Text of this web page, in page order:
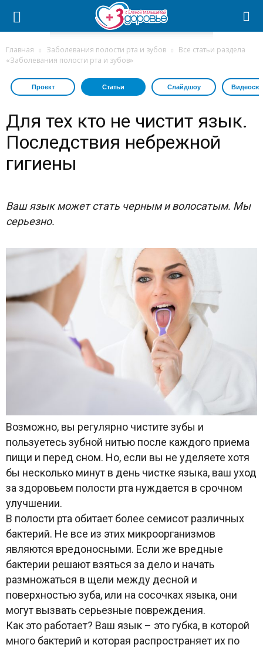
Главная Заболевания полости рта и зубов
Все статьи раздела
«Заболевания полости рта и зубов»
Проект Статьи Слайдшоу
Для тех кто не чистит язык.
Последствия небрежной
гигиены
Ваш язык может стать черным и волосатым. Мы
серьезно.
Возможно, вы регулярно чистите зубы и
пользуетесь зубной нитью после каждого приема
пищи и перед сном. Но, если вы не уделяете хотя
бы несколько минут в день чистке языка, ваш уход
за здоровьем полости рта нуждается в срочном
улучшении.
В полости рта обитает более семисот различных
бактерий. Не все из этих микроорганизмов
являются вредоносными. Если же вредные
бактерии решают взяться за дело и начать
размножаться в щели между десной и
поверхностью зуба, или на сосочках языка, они
могут вызвать серьезные повреждения.
Как это работает? Ваш язык – это губка, в которой
много бактерий и которая распространяет их по